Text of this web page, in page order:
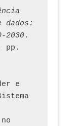
2030.
pp.
e